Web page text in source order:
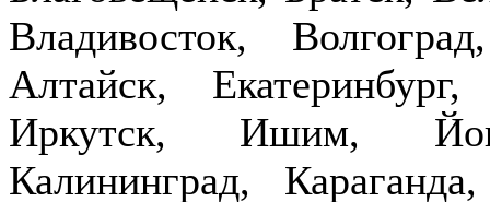
Владивосток,
Алтайск,
Иркутск, Ишим,
Калининград,